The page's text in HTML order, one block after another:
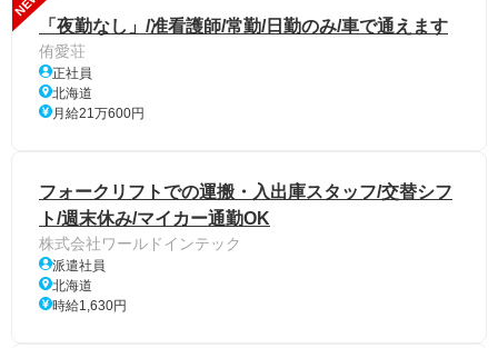
「夜勤なし」/准看護師/常勤/日勤のみ/車で通えます
侑愛荘
正社員
北海道
月給21万600円
フォークリフトでの運搬・入出庫スタッフ/交替シフ
ト/週末休み/マイカー通勤OK
株式会社ワールドインテック
派遣社員
北海道
時給1,630円